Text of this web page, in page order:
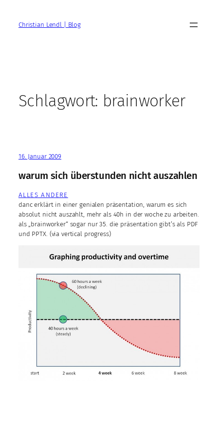
springenChristian Lendl | Blog
Schlagwort: brainworker
16. Januar 2009
warum sich überstunden nicht auszahlen
ALLES ANDERE
danc erklärt in einer genialen präsentation, warum es sich
absolut nicht auszahlt, mehr als 40h in der woche zu arbeiten.
als „brainworker“ sogar nur 35. die präsentation gibt’s als PDF
und PPTX. (via vertical progress)